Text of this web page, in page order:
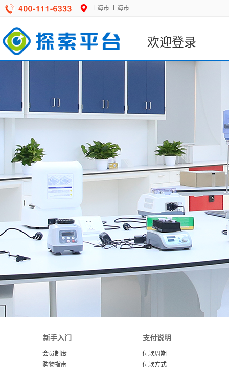
上海市 上海市
欢迎登录
新手入门
会员制度
购物指南
支付说明
付款周期
付款方式